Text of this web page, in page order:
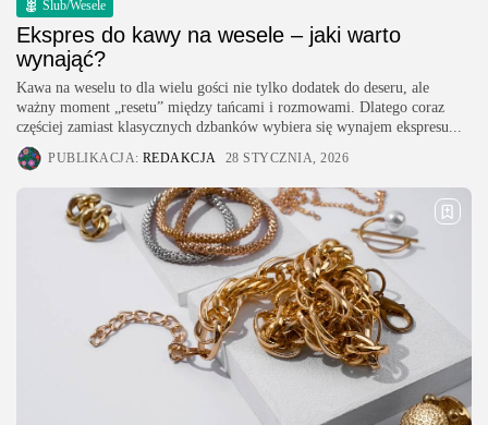
Ślub/Wesele
Ekspres do kawy na wesele – jaki warto
wynająć?
Kawa na weselu to dla wielu gości nie tylko dodatek do deseru, ale
ważny moment „resetu” między tańcami i rozmowami. Dlatego coraz
częściej zamiast klasycznych dzbanków wybiera się wynajem ekspresu...
PUBLIKACJA: REDAKCJA 28 STYCZNIA, 2026